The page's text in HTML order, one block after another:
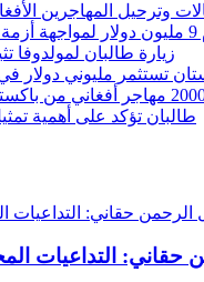
وترحيل المهاجرين
زيارة طالبان لمولدوفا
تستثمر مليوني دولار
طالبان تؤكد على أهمية
حقاني: التداعيات